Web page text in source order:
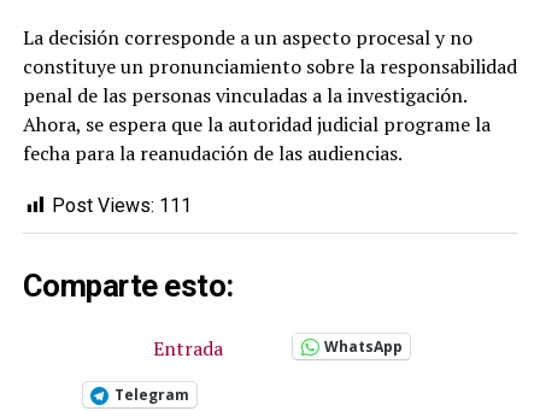
La decisión corresponde a un aspecto procesal y no
constituye un pronunciamiento sobre la responsabilidad
penal de las personas vinculadas a la investigación.
Ahora, se espera que la autoridad judicial programe la
fecha para la reanudación de las audiencias.
Post Views: 111
Comparte esto:
Entrada WhatsApp
Telegram